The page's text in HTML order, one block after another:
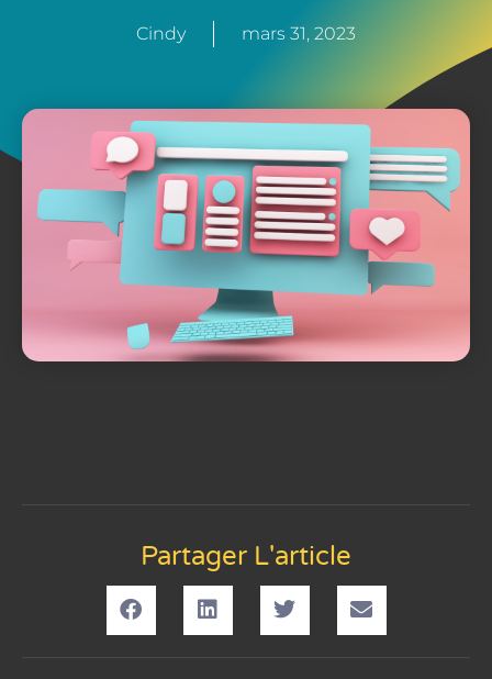
Cindy mars 31, 2023
Partager L'article